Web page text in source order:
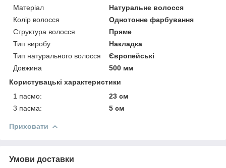
Матеріал
Натуральне волосся
Колір волосся
Однотонне фарбування
Структура волосся
Пряме
Тип виробу
Накладка
Тип натурального волосся
Європейські
Довжина
500 мм
Користувацькі характеристики
1 пасмо:
23 см
3 пасма:
5 см
Приховати
Умови доставки